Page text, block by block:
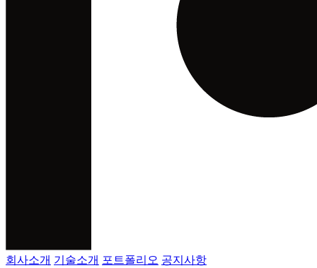
회사소개 기술소개 포트폴리오 공지사항